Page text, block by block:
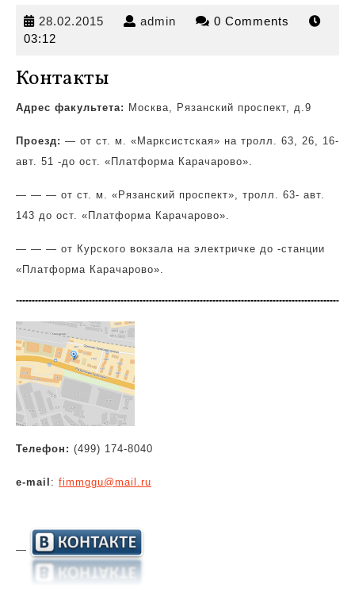
28.02.2015 28.02.2015
admin admin 0 Comments
03:12
Контакты
Адрес факультета: Москва, Рязанский проспект, д.9
Проезд: — от ст. м. «Марксистская» на тролл. 63, 26, 16-
авт. 51 -до ост. «Платформа Карачарово».
— — — от ст. м. «Рязанский проспект», тролл. 63- авт.
143 до ост. «Платформа Карачарово».
— — — от Курского вокзала на электричке до -станции
«Платформа Карачарово».
Телефон: (499) 174-8040
e-mail : fimmggu@mail.ru
—